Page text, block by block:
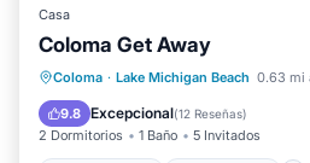
Casa
Coloma Get Away
Coloma · Lake Michigan Beach 0.63 mi
9.8 Excepcional(12 Reseñas)
2 Dormitorios 1 Baño 5 Invitados
Aparcamiento
Vista al
Balcón/Terraza